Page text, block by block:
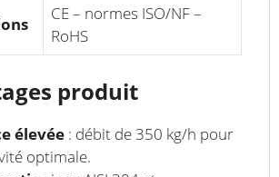
CE – normes ISO/NF –
RoHS
produit
élevée : débit de 350 kg/h pour
optimale.